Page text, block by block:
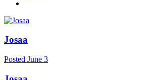
Josaa
Posted June 3